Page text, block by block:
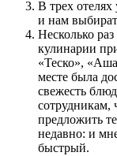
В трех
и нам
Несколько
кулинарии
«Теско»,
месте была
свежесть
сотрудникам,
предложить
недавно: и
быстрый.